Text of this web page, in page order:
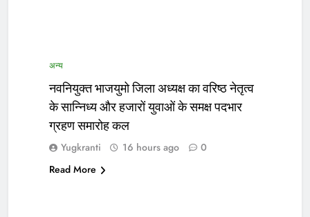
अन्य
नवनियुक्त भाजयुमो जिला अध्यक्ष का वरिष्ठ नेतृत्व
के सान्निध्य और हजारों युवाओं के समक्ष पदभार
ग्रहण समारोह कल
Yugkranti 16 hours ago
0
Read More